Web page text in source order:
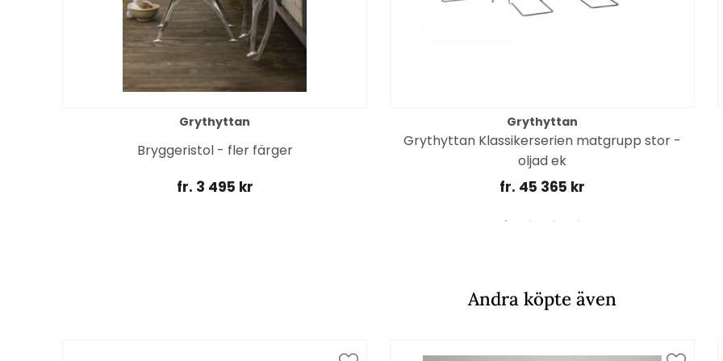
Grythyttan
Bryggeristol - fler färger
fr. 3 495 kr
Grythyttan
Grythyttan Klassikerserien matgrupp stor -
oljad ek
fr. 45 365 kr
Andra köpte även